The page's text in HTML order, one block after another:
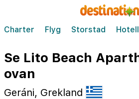
Charter Flyg Storstad Hotell
Se Lito Beach
ovan
Geráni, Grekland